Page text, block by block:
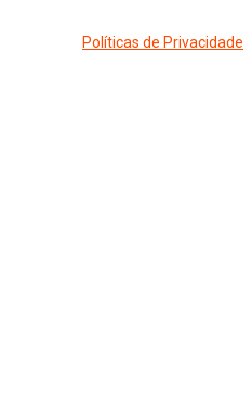
Políticas de Privacidade